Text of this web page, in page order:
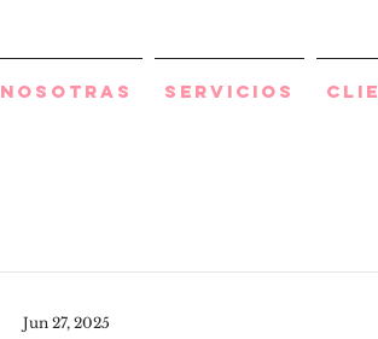
Nosotras Servicios
Jun 27, 2025